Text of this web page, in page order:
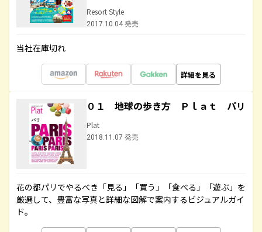
Resort Style
2017.10.04 発売
当社在庫切れ
詳細を見る
０１ 地球の歩き方 Ｐｌａｔ パリ
Plat
2018.11.07 発売
花の都パリでやるべき「見る」「買う」「食べる」「遊ぶ」を
厳選して、豊富な写真と詳細な図解で案内するビジュアルガイ
ド。